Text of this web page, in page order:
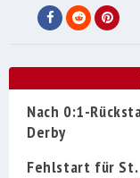
Nach 0:1-
Derby
Fehlstart für St.